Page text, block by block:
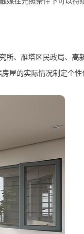
、雁塔区民政局、高
屋的实际情况制定个性